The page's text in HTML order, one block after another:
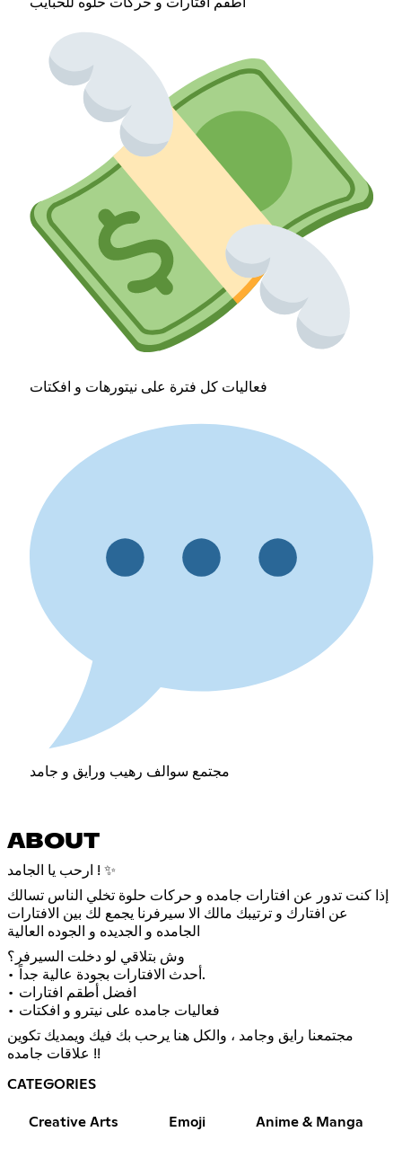
فعاليات كل فترة على نيتورهات و افكتات
مجتمع سوالف رهيب ورايق و جامد
ABOUT
ارحب يا الجامد ! ✨
إذا كنت تدور عن افتارات جامده و حركات حلوة تخلي الناس تسالك
عن افتارك و ترتيبك مالك الا سيرفرنا يجمع لك بين الافتارات
الجامده و الجديده و الجوده العالية
وش بتلاقي لو دخلت السيرفر؟
• أحدث الافتارات بجودة عالية جداً.
• افضل أطقم افتارات
• فعاليات جامده على نيترو و افكتات
مجتمعنا رايق وجامد ، والكل هنا يرحب بك فيك ويمديك تكوين
علاقات جامده !!
CATEGORIES
Creative Arts Emoji Anime & Manga